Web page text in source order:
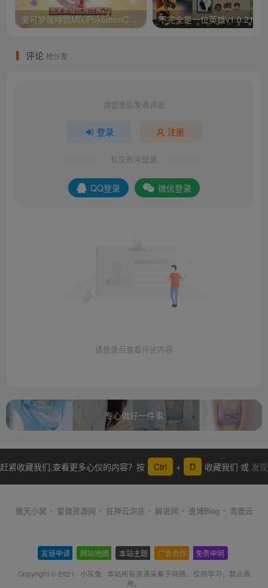
宝可梦咖啡馆Mix/PokémonCaf v1.110.0 不完全是一位英雄v1.0.21
评论 抢沙发
请登录后发表评论
登录 注册
社交账号登录
QQ登录 微信登录
请登录后查看评论内容
专心做好一件事
赶紧收藏我们,查看更多心仪的内容？按 Ctrl + D 收藏我们 或 发现
傲天小窝 爱微资源网 狂神云浏览 解说网 逸博Blog 青鹿云
友链申请 网站地图 本站主题 广告合作 免责申明
Copyright © 2021 · 小灰兔 · 本站所有资源采集于网络，仅供学习，禁止商
用。